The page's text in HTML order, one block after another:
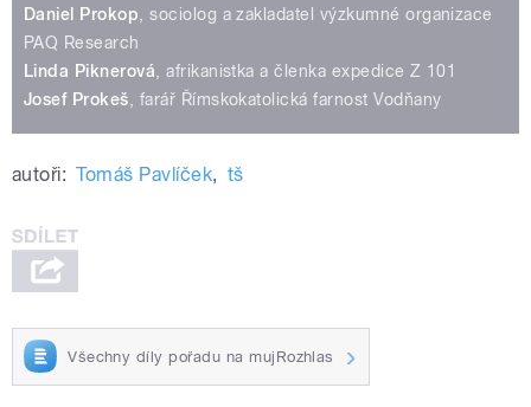
Daniel Prokop , sociolog a zakladatel výzkumné organizace
PAQ Research
Linda Piknerová , afrikanistka a členka expedice Z 101
Josef Prokeš , farář Římskokatolická farnost Vodňany
autoři: Tomáš Pavlíček, tš
Všechny díly pořadu na mujRozhlas